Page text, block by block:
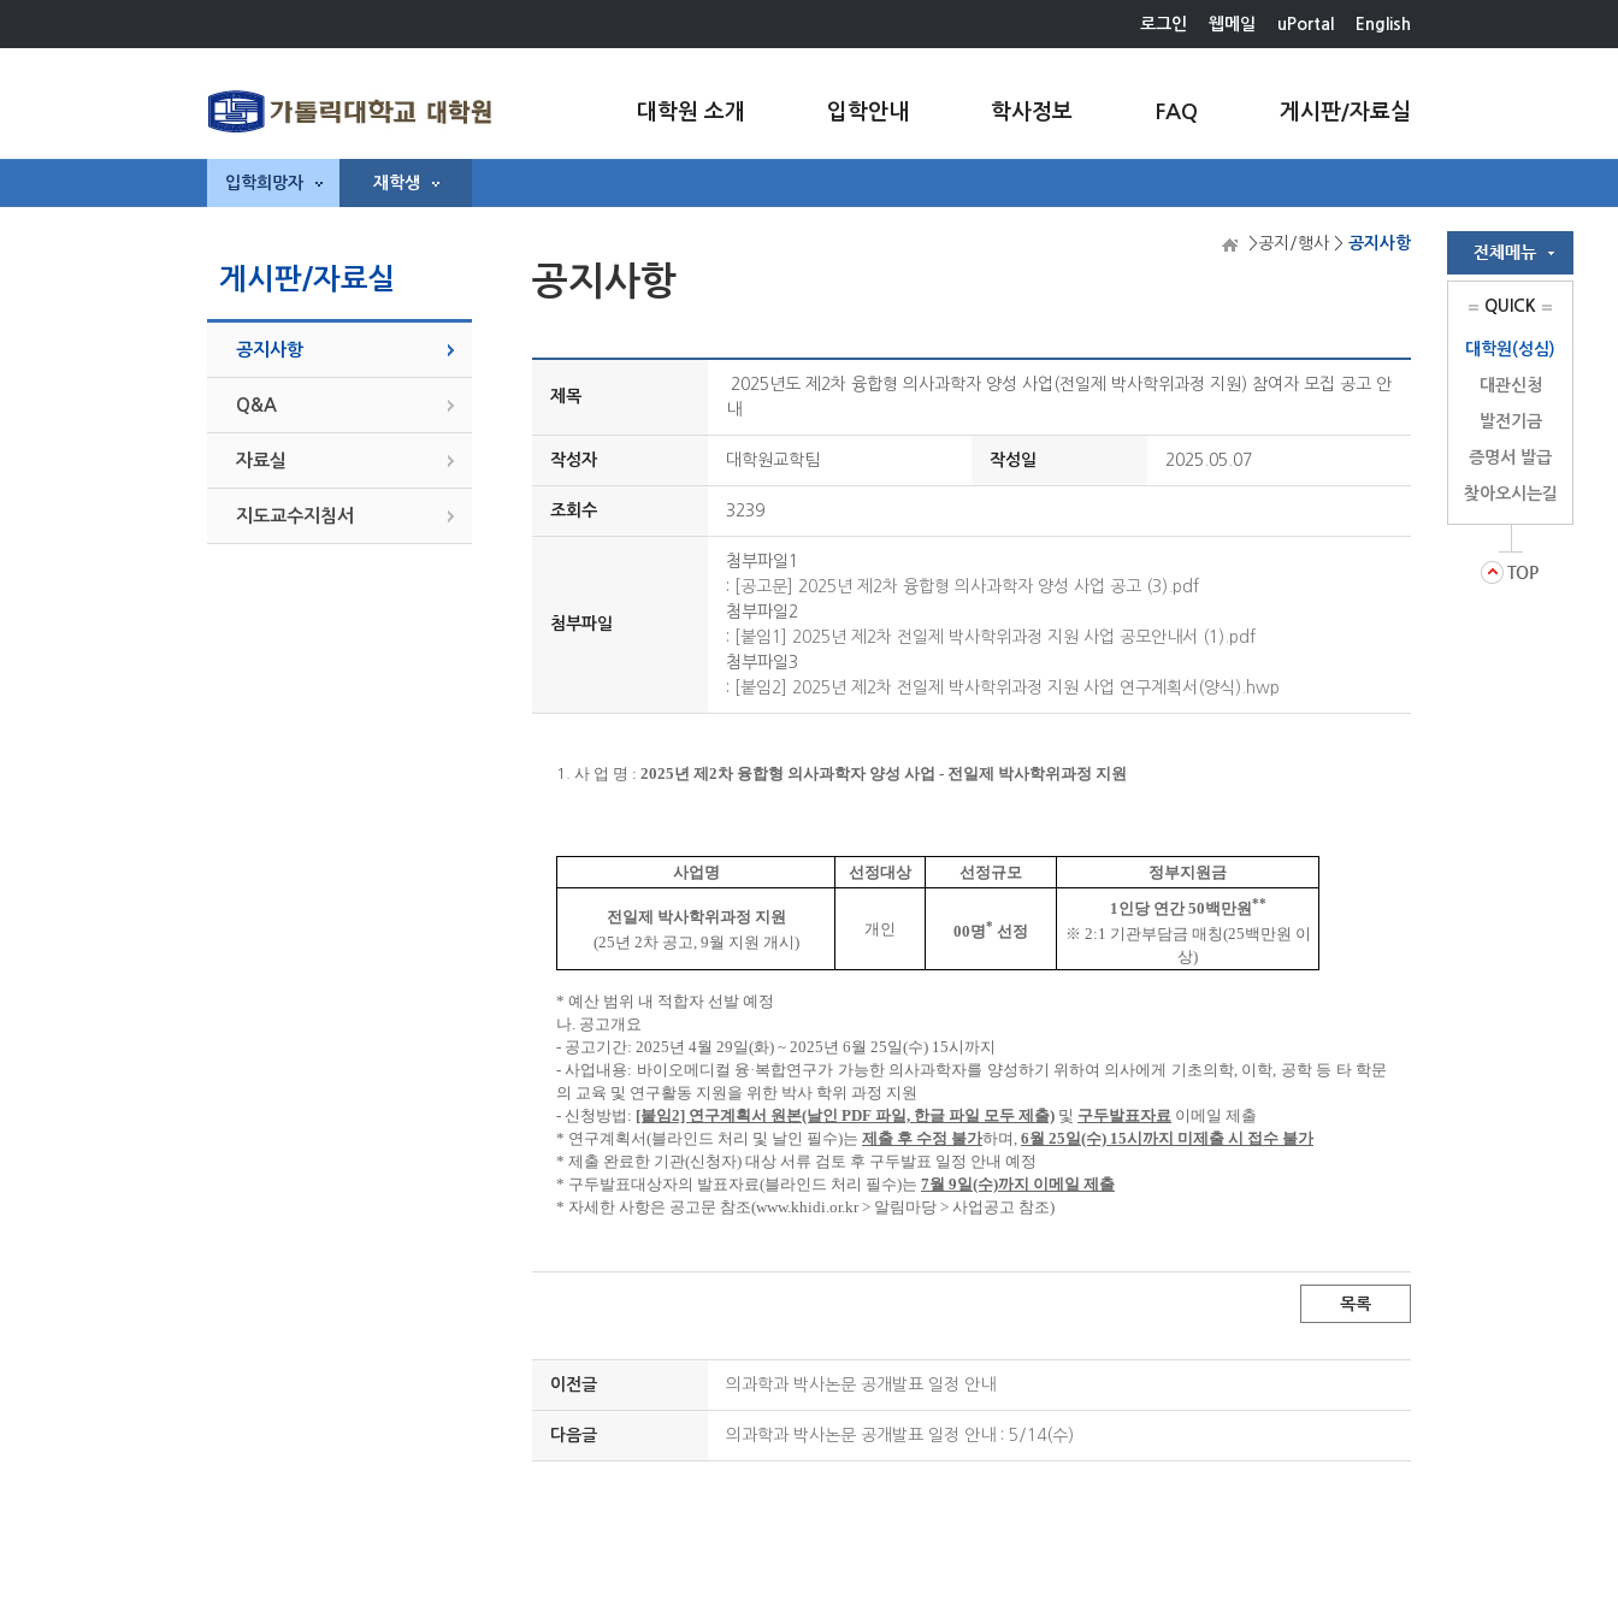
로그인 웹메일 uPortal English
대학원 소개 입학안내 학사정보 FAQ 게시판/자료실
입학희망자 재학생
게시판/자료실
공지사항
Q&A
자료실
지도교수지침서
>공지/행사 > 공지사항
공지사항
제목
2025년도 제2차 융합형 의사과학자 양성 사업(전일제 박사학위과정 지원) 참여자 모집 공고 안
내
작성자 대학원교학팀 작성일 2025.05.07
조회수 3239
첨부파일
첨부파일1
:
[공고문] 2025년 제2차 융합형 의사과학자 양성 사업 공고 (3).pdf
첨부파일2
:
[붙임1] 2025년 제2차 전일제 박사학위과정 지원 사업 공모안내서 (1).pdf
첨부파일3
:
[붙임2] 2025년 제2차 전일제 박사학위과정 지원 사업 연구계획서(양식).hwp
1. 사 업 명 : 2025년 제2차 융합형 의사과학자 양성 사업 - 전일제 박사학위과정 지원
사업명 선정대상 선정규모 정부지원금
전일제 박사학위과정 지원
(25년 2차 공고, 9월 지원 개시)
개인 00명* 선정
1인당 연간 50백만원**
※ 2:1 기관부담금 매칭(25백만원 이
상)
* 예산 범위 내 적합자 선발 예정
나. 공고개요
- 공고기간: 2025년 4월 29일(화) ~ 2025년 6월 25일(수) 15시까지
- 사업내용: 바이오메디컬 융·복합연구가 가능한 의사과학자를 양성하기 위하여 의사에게 기초의학, 이학, 공학 등 타 학문
의 교육 및 연구활동 지원을 위한 박사 학위 과정 지원
- 신청방법: [붙임2] 연구계획서 원본(날인 PDF 파일, 한글 파일 모두 제출) 및 구두발표자료 이메일 제출
* 연구계획서(블라인드 처리 및 날인 필수)는 제출 후 수정 불가하며, 6월 25일(수) 15시까지 미제출 시 접수 불가
* 제출 완료한 기관(신청자) 대상 서류 검토 후 구두발표 일정 안내 예정
* 구두발표대상자의 발표자료(블라인드 처리 필수)는 7월 9일(수)까지 이메일 제출
* 자세한 사항은 공고문 참조(www.khidi.or.kr > 알림마당 > 사업공고 참조)
목록
이전글 의과학과 박사논문 공개발표 일정 안내
다음글 의과학과 박사논문 공개발표 일정 안내 : 5/14(수)
QUICK
대학원(성심)
대관신청
발전기금
증명서 발급
찾아오시는길